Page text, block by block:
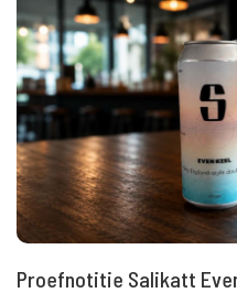
Proefnotitie Salikatt